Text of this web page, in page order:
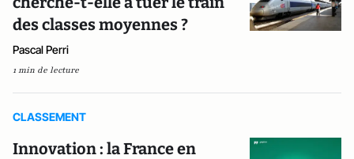
des classes moyennes ?
Pascal Perri
1 min de lecture
CLASSEMENT
Innovation : la France en